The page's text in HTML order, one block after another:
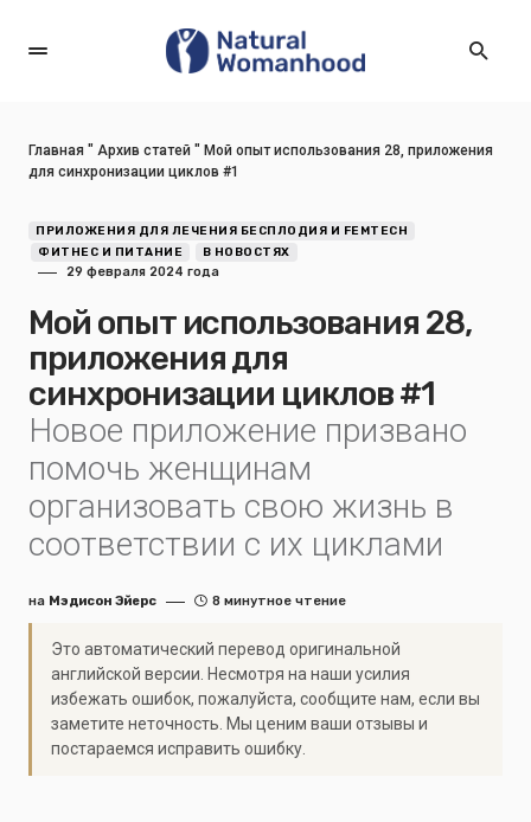
Главная " Архив статей " Мой опыт использования 28, приложения
для синхронизации циклов #1
ПРИЛОЖЕНИЯ ДЛЯ ЛЕЧЕНИЯ БЕСПЛОДИЯ И FEMTECH
ФИТНЕС И ПИТАНИЕ
В НОВОСТЯХ
29 февраля 2024 года
Мой опыт использования 28,
приложения для
синхронизации циклов #1
Новое приложение призвано
помочь женщинам
организовать свою жизнь в
соответствии с их циклами
на Мэдисон Эйерс 8 минутное чтение
Это автоматический перевод оригинальной
английской версии. Несмотря на наши усилия
избежать ошибок, пожалуйста, сообщите нам, если вы
заметите неточность. Мы ценим ваши отзывы и
постараемся исправить ошибку.